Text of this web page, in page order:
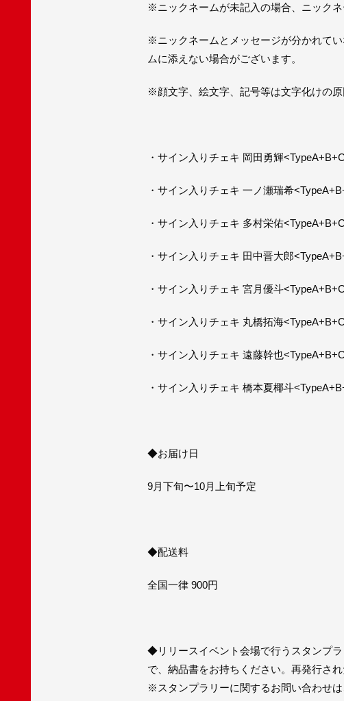
※ニックネームが未記入の場合、ニック
※ニックネームとメッセージが分かれて
ムに添えない場合がございます。
※顔文字、絵文字、記号等は文字化けの
・サイン入りチェキ 岡田勇輝
・サイン入りチェキ 一ノ瀬瑞希
・サイン入りチェキ 多村栄佑
・サイン入りチェキ 田中晋大郎
・サイン入りチェキ 宮月優斗
・サイン入りチェキ 丸橋拓海
・サイン入りチェキ 遠藤幹也
・サイン入りチェキ 橋本夏椰斗
◆お届け日
9月下旬〜10月上旬予定
◆配送料
全国一律 900円
◆リリースイベント会場で行うスタンプ
で、納品書をお持ちください。再発行さ
※スタンプラリーに関するお問い合わせ